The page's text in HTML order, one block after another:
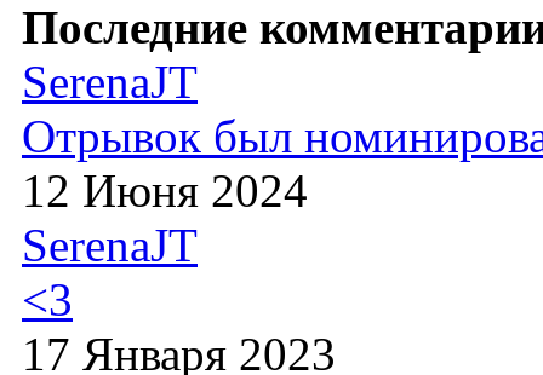
Последние
SerenaJT
Отрывок был
12 Июня 2024
SerenaJT
<3
17 Января 2023